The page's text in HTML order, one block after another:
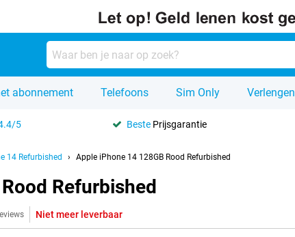
abonnement Telefoons Sim Only Verlengen
5 Beste Prijsgarantie
14 Refurbished Apple iPhone 14 128GB Rood Refurbished
Refurbished
Niet meer leverbaar